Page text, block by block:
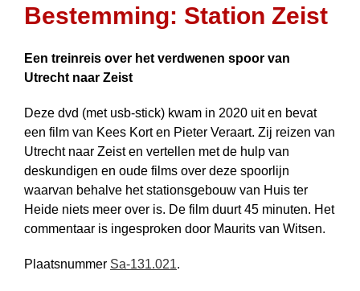
Bestemming: Station Zeist
Een treinreis over het verdwenen spoor van
Utrecht naar Zeist
Deze dvd (met usb-stick) kwam in 2020 uit en bevat
een film van Kees Kort en Pieter Veraart. Zij reizen van
Utrecht naar Zeist en vertellen met de hulp van
deskundigen en oude films over deze spoorlijn
waarvan behalve het stationsgebouw van Huis ter
Heide niets meer over is. De film duurt 45 minuten. Het
commentaar is ingesproken door Maurits van Witsen.
Plaatsnummer Sa-131.021.